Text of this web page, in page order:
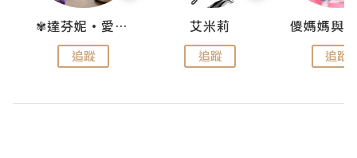
✾達芬妮•愛孩子•愛生活✾
追蹤
艾米莉
追蹤 追蹤